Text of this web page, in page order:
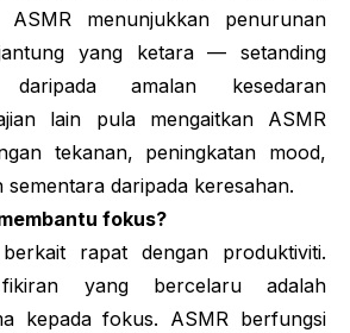
ASMR menunjukkan penurunan
yang ketara — setanding
amalan kesedaran
lain pula mengaitkan ASMR
tekanan, peningkatan mood,
sementara daripada keresahan.
fokus?
rapat dengan produktiviti.
yang bercelaru adalah
kepada fokus. ASMR berfungsi